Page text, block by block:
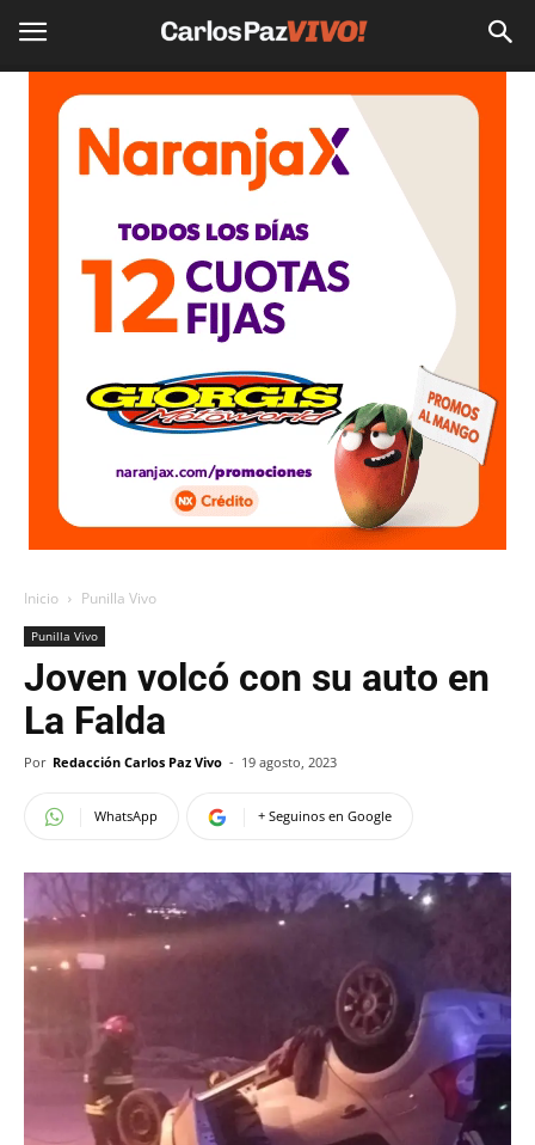
Inicio Punilla Vivo
Punilla Vivo
Joven volcó con su auto en
La Falda
Por Redacción Carlos Paz Vivo - 19 agosto, 2023
WhatsApp + Seguinos en Google